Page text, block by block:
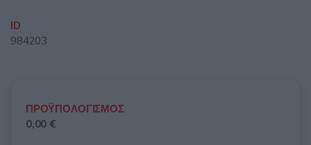
ID
984203
ΠΡΟΫΠΟΛΟΓΙΣΜΟΣ
0,00 €